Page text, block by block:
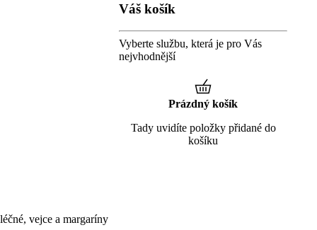
vejce a margaríny
Váš košík
Vyberte službu, která je pro Vás
nejvhodnější
Prázdný košík
Tady uvidíte položky přidané do
košíku